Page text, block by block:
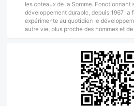
les coteaux de la Somme. Fonctionnant
développement durable, depuis 1967 la
expérimente au quotidien le
autre vie, plus proche des hommes et